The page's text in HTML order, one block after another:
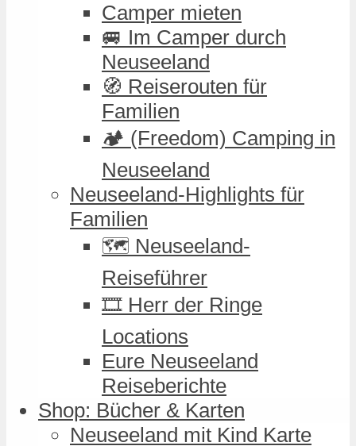
Camper mieten
🚐 Im Camper durch
Neuseeland
🧭 Reiserouten für
Familien
🏕️ (Freedom) Camping in
Neuseeland
Neuseeland-Highlights für
Familien
🗺️ Neuseeland-
Reiseführer
🎞️ Herr der Ringe
Locations
Eure Neuseeland
Reiseberichte
Shop: Bücher & Karten
Neuseeland mit Kind Karte